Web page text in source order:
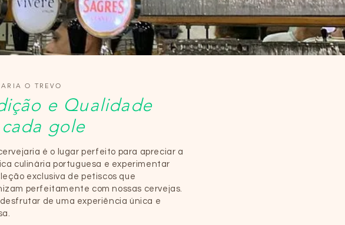
O TREVO
e Qualidade
gole
é o lugar perfeito para apreciar a
culinária portuguesa e experimentar
exclusiva de petiscos que
perfeitamente com nossas cervejas.
de uma experiência única e